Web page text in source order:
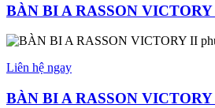
BÀN BI A RASSON
Liên hệ ngay
BÀN BI A RASSON